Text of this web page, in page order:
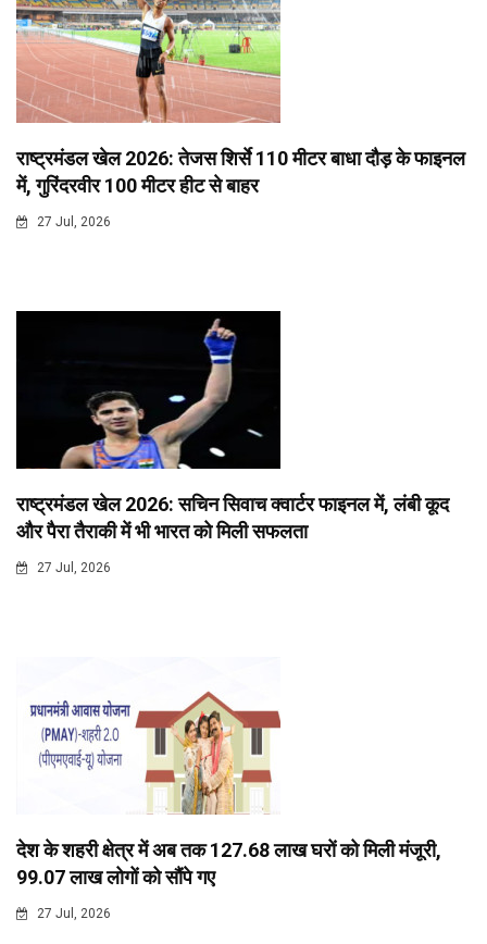
राष्ट्रमंडल खेल 2026: तेजस शिर्से 110 मीटर बाधा दौड़ के फाइनल
में, गुरिंदरवीर 100 मीटर हीट से बाहर
27 Jul, 2026
राष्ट्रमंडल खेल 2026: सचिन सिवाच क्वार्टर फाइनल में, लंबी कूद
और पैरा तैराकी में भी भारत को मिली सफलता
27 Jul, 2026
देश के शहरी क्षेत्र में अब तक 127.68 लाख घरों को मिली मंजूरी,
99.07 लाख लोगों को सौंपे गए
27 Jul, 2026